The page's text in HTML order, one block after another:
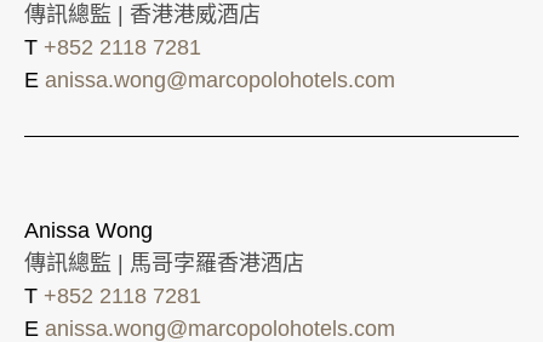
傳訊總監 | 香港港威酒店
T +852 2118 7281
E anissa.wong@marcopolohotels.com
Anissa Wong
傳訊總監 | 馬哥孛羅香港酒店
T +852 2118 7281
E anissa.wong@marcopolohotels.com